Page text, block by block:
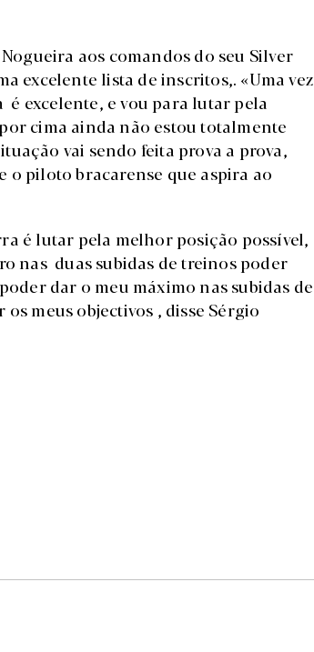
aos comandos do seu Silver
excelente lista de inscritos,. «Uma vez
é excelente, e vou para lutar pela
cima ainda não estou totalmente
vai sendo feita prova a prova,
o piloto bracarense que aspira ao
é lutar pela melhor posição possível,
nas duas subidas de treinos poder
dar o meu máximo nas subidas de
meus objectivos , disse Sérgio